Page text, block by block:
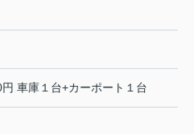
車庫１台+カーポート１台